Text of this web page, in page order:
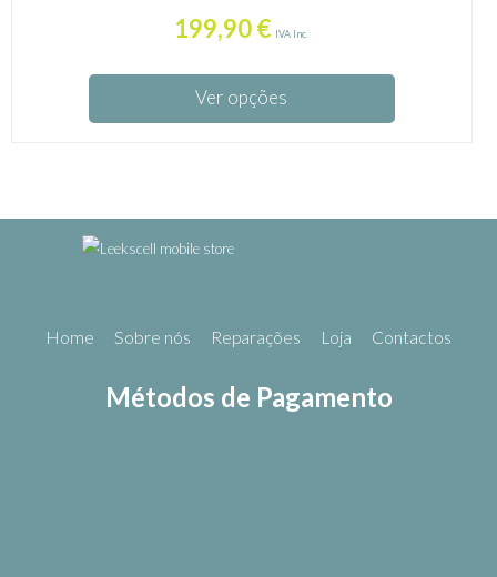
199,90€ IVA Inc.
Ver opções
Home Sobre nós Reparações Loja Contactos
Métodos de Pagamento